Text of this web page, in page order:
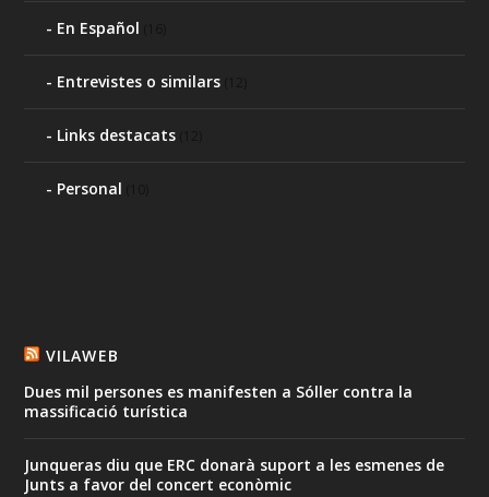
En Español
Entrevistes o similars
Links destacats
Personal
VILAWEB
Dues mil persones es manifesten a Sóller contra la
massificació turística
Junqueras diu que ERC donarà suport a les esmenes de
Junts a favor del concert econòmic